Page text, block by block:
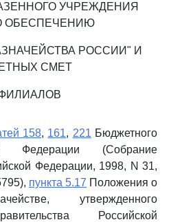
УЧРЕЖДЕНИЯ
ОБЕСПЕЧЕНИЮ
РОССИИ" И
СМЕТ
158, 161, 221 Бюджетного
Федерации (Собрание
Федерации, 1998, N 31,
пункта 5.17 Положения о
утвержденного
Российской